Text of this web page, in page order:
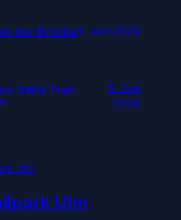
der Brücke9. Juni 2024
SWU Trail
5. Juni
2024
Ulm